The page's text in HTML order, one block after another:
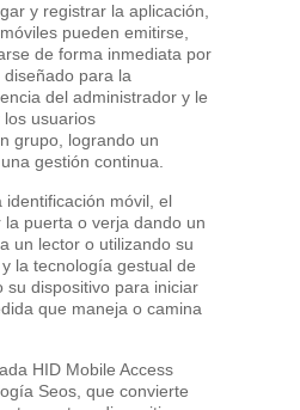
y registrar la aplicación,
pueden emitirse,
de forma inmediata por
para la
del administrador y le
usuarios
grupo, logrando un
gestión continua.
identificación móvil, el
puerta o verja dando un
un lector o utilizando su
la tecnología gestual de
su dispositivo para iniciar
que maneja o camina
HID Mobile Access
Seos, que convierte